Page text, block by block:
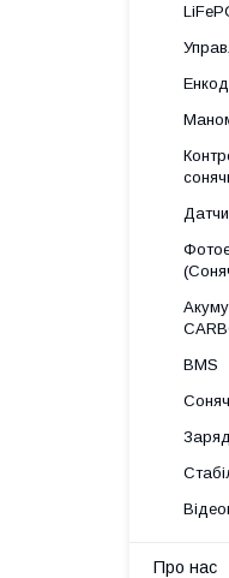
BMS
Про нас